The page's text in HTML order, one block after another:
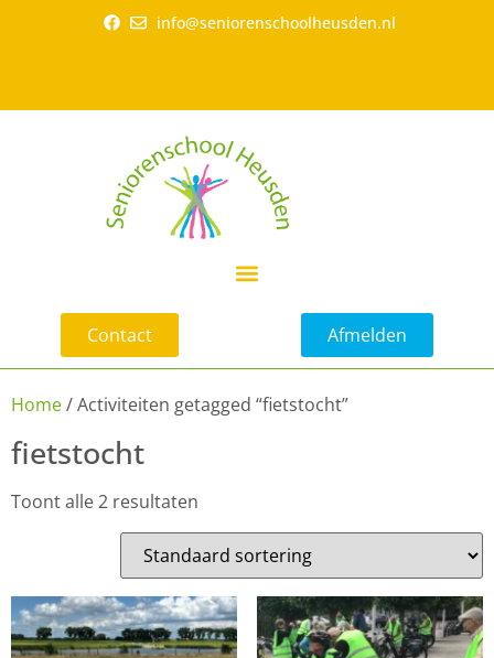
info@seniorenschoolheusden.nl
Contact Afmelden
Home/ Activiteiten getagged “fietstocht”
fietstocht
Toont alle 2 resultaten